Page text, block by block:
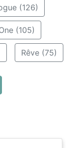
(126)
(105)
Rêve (75)